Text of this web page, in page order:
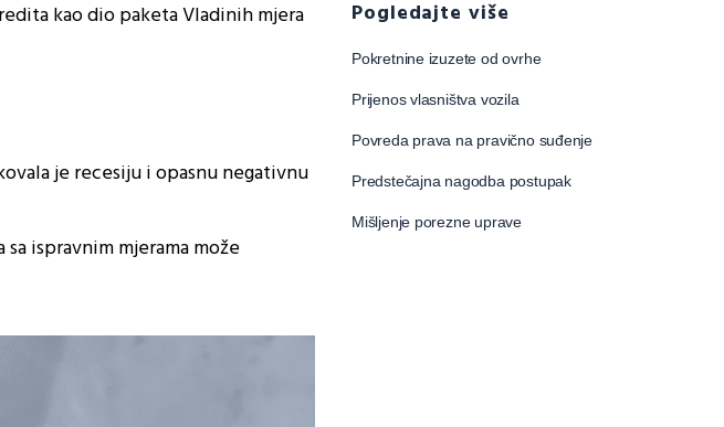
kao dio paketa Vladinih mjera
je recesiju i opasnu negativnu
ispravnim mjerama može
Pogledajte više
Pokretnine izuzete od ovrhe
Prijenos vlasništva vozila
Povreda prava na pravično suđenje
Predstečajna nagodba postupak
Mišljenje porezne uprave